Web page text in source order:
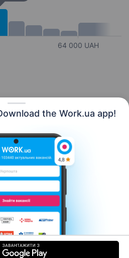
the Work.ua app!
64 000 UAH
About us
Сareer
Terms of use